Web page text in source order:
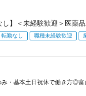
し】＜未経験歓迎＞医薬
転勤なし 職種未経験歓迎
み・基本土日祝休で働き方◎